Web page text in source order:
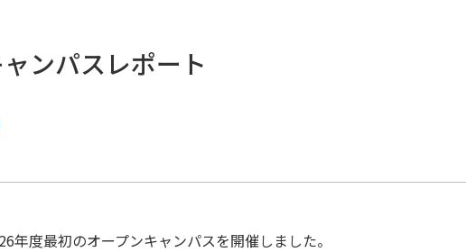
ンパスレポート
度最初のオープンキャンパスを開催しました。